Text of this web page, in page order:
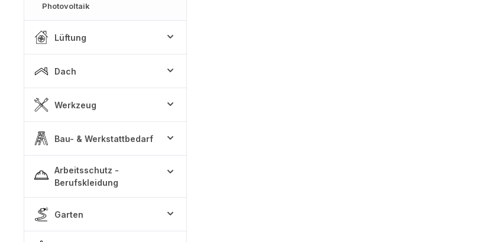
Photovoltaik
Lüftung
Dach
Werkzeug
Bau- & Werkstattbedarf
Arbeitsschutz -
Berufskleidung
Garten